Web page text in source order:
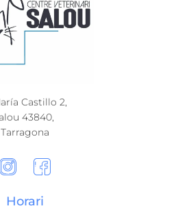
Castillo 2,
43840,
Tarragona​
Horari